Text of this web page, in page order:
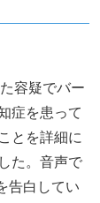
容疑でバー
症を患って
とを詳細に
た。音声で
告白してい